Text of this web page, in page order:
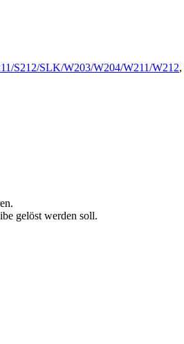
S212/SLK/W203/W204/W211/W212,
gelöst werden soll.